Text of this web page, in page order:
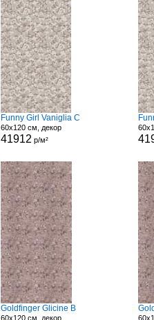
Funny Girl Vaniglia C
60x120 см, декор
41912 р/м²
Goldfinger Glicine B
60x120 см, декор